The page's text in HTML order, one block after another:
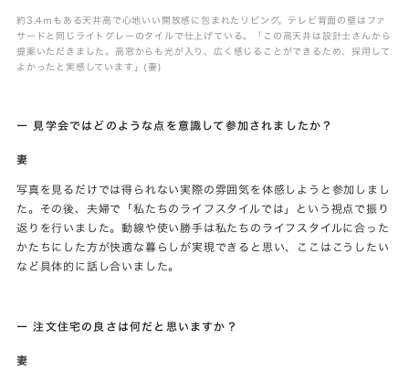
約3.4ｍもある天井高で心地いい開放感に包まれたリビング。テレビ背面の壁はファ
サードと同じライトグレーのタイルで仕上げている。「この高天井は設計士さんから
提案いただきました。高窓からも光が入り、広く感じることができるため、採用して
よかったと実感しています」(妻)
ー 見学会ではどのような点を意識して参加されましたか？
妻
写真を見るだけでは得られない実際の雰囲気を体感しようと参加しまし
た。その後、夫婦で「私たちのライフスタイルでは」という視点で振り
返りを行いました。動線や使い勝手は私たちのライフスタイルに合った
かたちにした方が快適な暮らしが実現できると思い、ここはこうしたい
など具体的に話し合いました。
ー 注文住宅の良さは何だと思いますか？
妻